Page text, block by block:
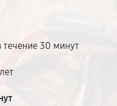
течение 30 минут